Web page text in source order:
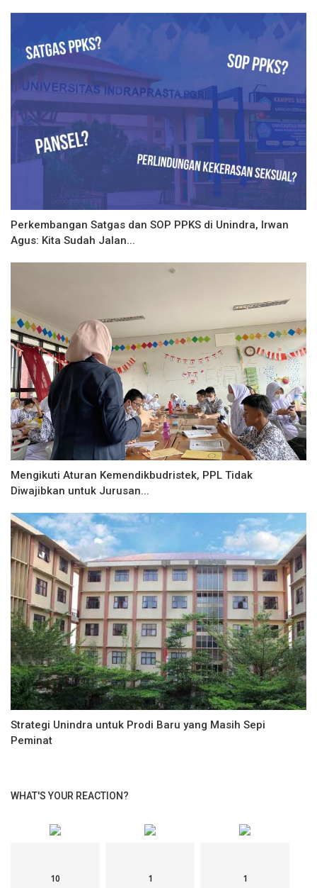
Perkembangan Satgas dan SOP PPKS di Unindra, Irwan
Agus: Kita Sudah Jalan...
Mengikuti Aturan Kemendikbudristek, PPL Tidak
Diwajibkan untuk Jurusan...
Strategi Unindra untuk Prodi Baru yang Masih Sepi
Peminat
WHAT'S YOUR REACTION?
10 1 1